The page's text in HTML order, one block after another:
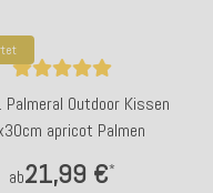
Palmeral Outdoor Kissen
apricot Palmen
ab21,99 €*